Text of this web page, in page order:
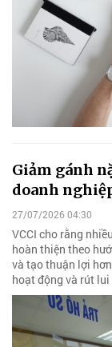
Giảm gánh
doanh
27/07/2026 04:30
VCCI cho rằng
hoàn thiện theo
và tạo thuận lợi
hoạt động và rút